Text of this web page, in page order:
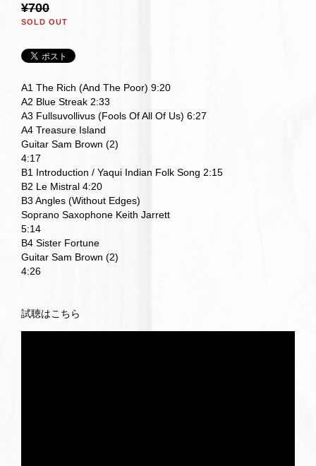
¥700
SOLD OUT
A1 The Rich (And The Poor) 9:20
A2 Blue Streak 2:33
A3 Fullsuvollivus (Fools Of All Of Us) 6:27
A4 Treasure Island
Guitar Sam Brown (2)
4:17
B1 Introduction / Yaqui Indian Folk Song 2:15
B2 Le Mistral 4:20
B3 Angles (Without Edges)
Soprano Saxophone Keith Jarrett
5:14
B4 Sister Fortune
Guitar Sam Brown (2)
4:26
試聴はこちら